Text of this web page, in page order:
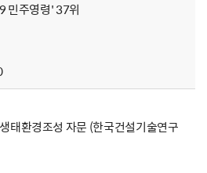
민주영령' 37위
태환경조성 자문 (한국건설기술연구